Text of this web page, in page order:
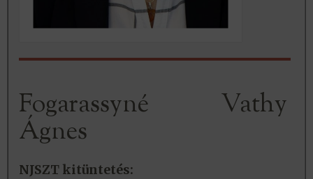
Fogarassyné Vathy
Ágnes
NJSZT kitüntetés: